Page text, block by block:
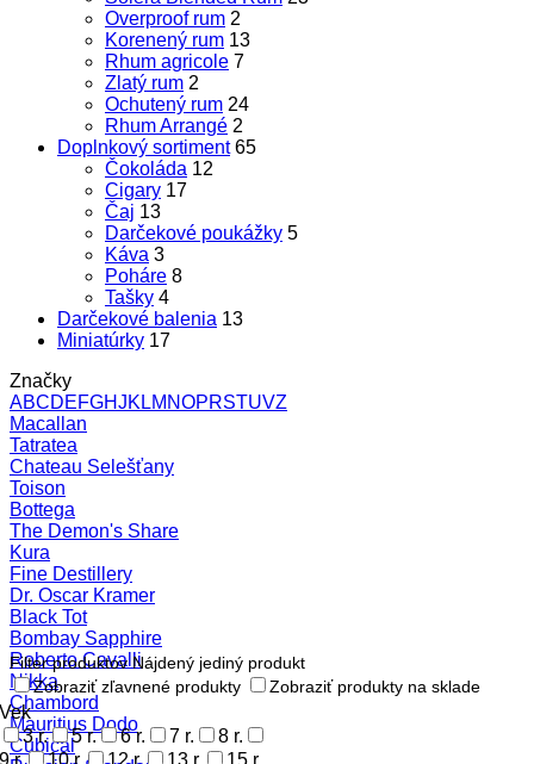
Overproof rum 2
Korenený rum 13
Rhum agricole 7
Zlatý rum 2
Ochutený rum 24
Rhum Arrangé 2
Doplnkový sortiment 65
Čokoláda 12
Cigary 17
Čaj 13
Darčekové poukážky 5
Káva 3
Poháre 8
Tašky 4
Darčekové balenia 13
Miniatúrky 17
Značky
ABCDEFGHJK LM NOPRSTUVZ
Macallan
Tatratea
Chateau Selešťany
Toison
Bottega
The Demon's Share
Kura
Fine Destillery
Dr. Oscar Kramer
Black Tot
Bombay Sapphire
Roberto Cavalli
Nikka
Chambord
Mauritius Dodo
Cubical
Filter produktovNájdený jediný produkt
Zobraziť zľavnené produkty
Zobraziť produkty na sklade
Vek
3 r.
5 r. 6 r. 7 r.
8 r.
9 r.
10 r. 12 r. 13 r. 15 r.